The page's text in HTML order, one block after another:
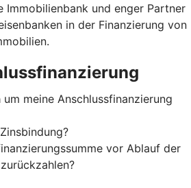
Immobilienbank und enger Partner
in der Finanzierung von
meine Anschlussfinanzierung
vor Ablauf der